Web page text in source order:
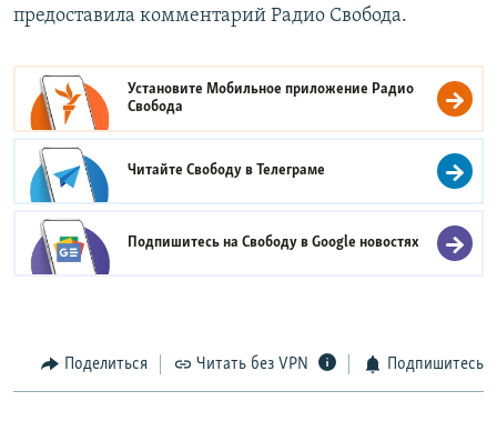
предоставила комментарий Радио Свобода.
Установите Мобильное приложение Радио
Свобода
Читайте Свободу вТелеграме
Подпишитесь на Свободу вGoogle новостях
Поделиться Читать без VPN Подпишитесь